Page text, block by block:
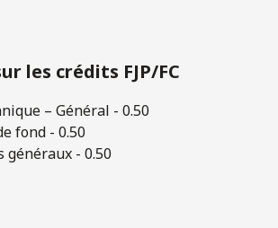
les crédits FJP/FC
– Général - 0.50
fond - 0.50
généraux - 0.50